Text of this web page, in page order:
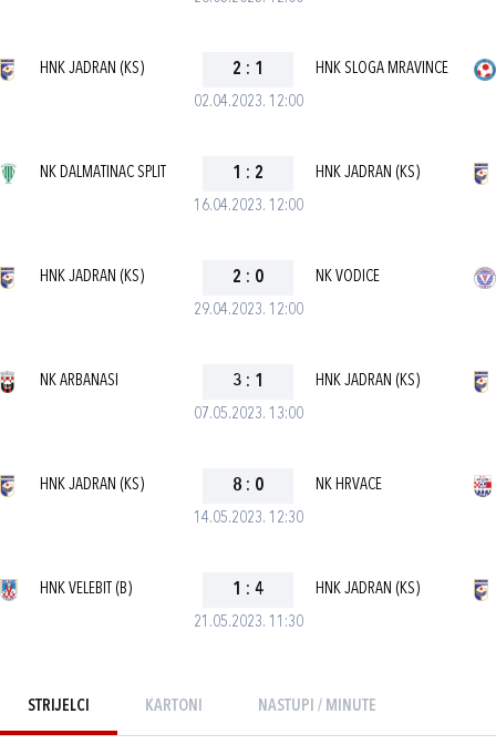
02.04.2023. 12:00
HNK JADRAN (KS) 2 : 1 HNK SLOGA MRAVINCE
16.04.2023. 12:00
NK DALMATINAC SPLIT 1 : 2 HNK JADRAN (KS)
29.04.2023. 12:00
HNK JADRAN (KS) 2 : 0 NK VODICE
07.05.2023. 13:00
NK ARBANASI 3 : 1 HNK JADRAN (KS)
14.05.2023. 12:30
HNK JADRAN (KS) 8 : 0 NK HRVACE
21.05.2023. 11:30
HNK VELEBIT (B) 1 : 4 HNK JADRAN (KS)
STRIJELCI KARTONI NASTUPI / MINUTE